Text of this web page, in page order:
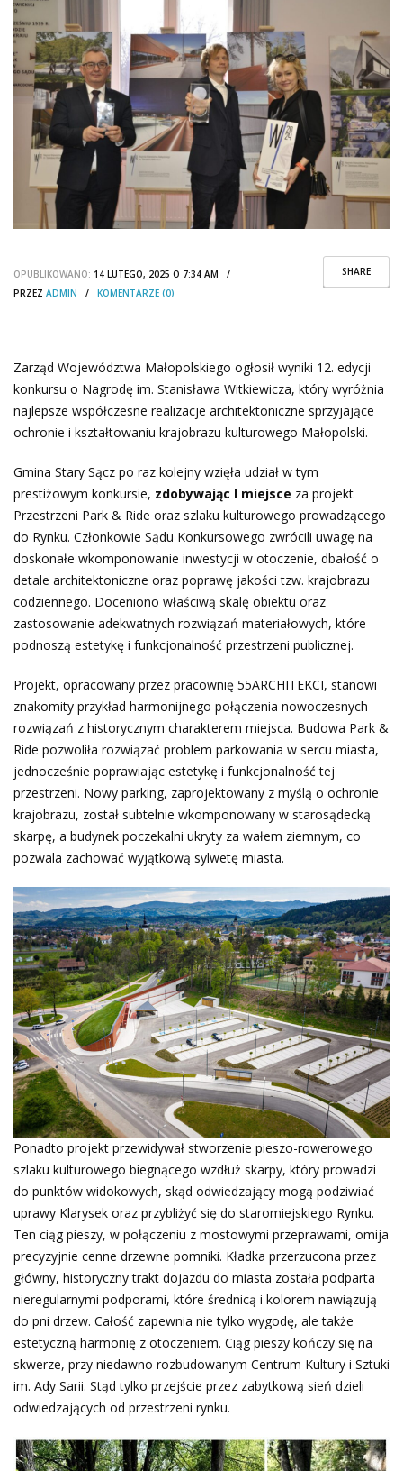
SHARE
OPUBLIKOWANO: 14 LUTEGO, 2025 O 7:34 AM /
PRZEZ ADMIN / KOMENTARZE (0)
Zarząd Województwa Małopolskiego ogłosił wyniki 12. edycji
konkursu o Nagrodę im. Stanisława Witkiewicza, który wyróżnia
najlepsze współczesne realizacje architektoniczne sprzyjające
ochronie i kształtowaniu krajobrazu kulturowego Małopolski.
Gmina Stary Sącz po raz kolejny wzięła udział w tym
prestiżowym konkursie, zdobywając I miejsce za projekt
Przestrzeni Park & Ride oraz szlaku kulturowego prowadzącego
do Rynku. Członkowie Sądu Konkursowego zwrócili uwagę na
doskonałe wkomponowanie inwestycji w otoczenie, dbałość o
detale architektoniczne oraz poprawę jakości tzw. krajobrazu
codziennego. Doceniono właściwą skalę obiektu oraz
zastosowanie adekwatnych rozwiązań materiałowych, które
podnoszą estetykę i funkcjonalność przestrzeni publicznej.
Projekt, opracowany przez pracownię 55ARCHITEKCI, stanowi
znakomity przykład harmonijnego połączenia nowoczesnych
rozwiązań z historycznym charakterem miejsca. Budowa Park &
Ride pozwoliła rozwiązać problem parkowania w sercu miasta,
jednocześnie poprawiając estetykę i funkcjonalność tej
przestrzeni. Nowy parking, zaprojektowany z myślą o ochronie
krajobrazu, został subtelnie wkomponowany w starosądecką
skarpę, a budynek poczekalni ukryty za wałem ziemnym, co
pozwala zachować wyjątkową sylwetę miasta.
Ponadto projekt przewidywał stworzenie pieszo-rowerowego
szlaku kulturowego biegnącego wzdłuż skarpy, który prowadzi
do punktów widokowych, skąd odwiedzający mogą podziwiać
uprawy Klarysek oraz przybliżyć się do staromiejskiego Rynku.
Ten ciąg pieszy, w połączeniu z mostowymi przeprawami, omija
precyzyjnie cenne drzewne pomniki. Kładka przerzucona przez
główny, historyczny trakt dojazdu do miasta została podparta
nieregularnymi podporami, które średnicą i kolorem nawiązują
do pni drzew. Całość zapewnia nie tylko wygodę, ale także
estetyczną harmonię z otoczeniem. Ciąg pieszy kończy się na
skwerze, przy niedawno rozbudowanym Centrum Kultury i Sztuki
im. Ady Sarii. Stąd tylko przejście przez zabytkową sień dzieli
odwiedzających od przestrzeni rynku.